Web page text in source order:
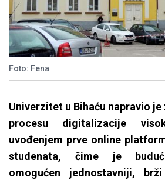
Foto: Fena
Univerzitet u Bihaću napravio
procesu digitalizacije
uvođenjem prve online
studenata, čime je
omogućen jednostavniji,